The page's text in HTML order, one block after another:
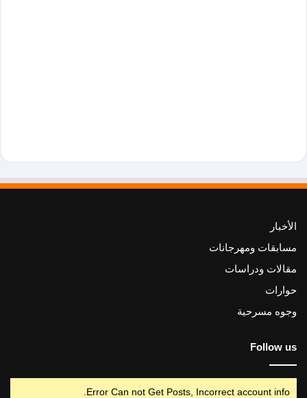
الأخبار
مسابقات ومهرجانات
مقالات ودراسات
حوارات
وجوه مسرحية
Follow us
Error Can not Get Posts, Incorrect account info.